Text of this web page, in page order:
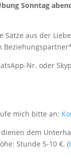
Sonntag
aus der
Nr. oder
mich bitte an:
dem
Stunde 5-10 €. (